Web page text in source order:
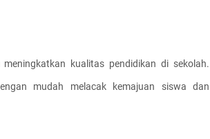
kualitas pendidikan di sekolah.
mudah melacak kemajuan siswa dan